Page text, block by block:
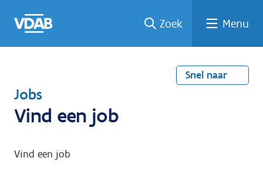
naar
een
een
job
naar
Zoek Menu
Snel naar
T
e
u
Jobs
Vind een job
Vind een job